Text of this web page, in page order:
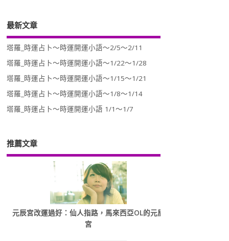
最新文章
塔羅_時運占卜～時運開運小語～2/5～2/11
塔羅_時運占卜～時運開運小語～1/22～1/28
塔羅_時運占卜～時運開運小語～1/15～1/21
塔羅_時運占卜～時運開運小語～1/8～1/14
塔羅_時運占卜～時運開運小語 1/1～1/7
推薦文章
元辰宮改運過好：仙人指路，馬來西亞OL的元辰
宮